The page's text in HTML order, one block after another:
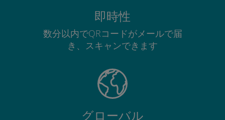
即時性
数分以内でQRコードがメールで届
き、スキャンできます
グローバル